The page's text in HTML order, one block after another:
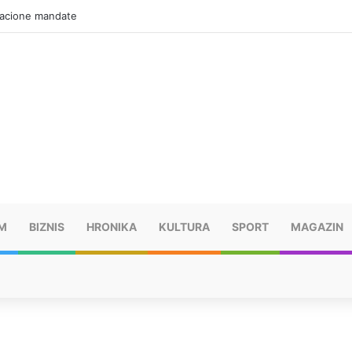
mandate
BIZNIS HRONIKA KULTURA SPORT MAGAZIN